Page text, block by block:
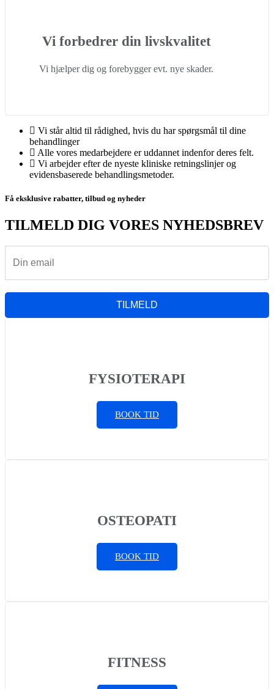
Vi forbedrer din livskvalitet
Vi hjælper dig og forebygger evt. nye skader.
Vi står altid til rådighed, hvis du har spørgsmål til dine
behandlinger
Alle vores medarbejdere er uddannet indenfor deres felt.
Vi arbejder efter de nyeste kliniske retningslinjer og
evidensbaserede behandlingsmetoder.
Få eksklusive rabatter, tilbud og nyheder
TILMELD DIG VORES NYHEDSBREV
TILMELD
FYSIOTERAPI
BOOK TID
OSTEOPATI
BOOK TID
FITNESS